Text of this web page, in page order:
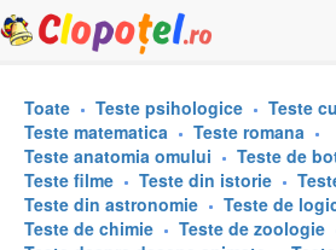
Toate Teste psihologice
Teste
Teste matematica
Teste romana
Teste anatomia omului
Teste de
Teste filme
Teste din istorie
Teste din astronomie
Teste de
Teste de chimie
Teste de zoologie